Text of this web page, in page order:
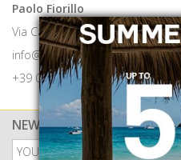
Paolo Fiorillo
Via Calabritto 9 80121 Napoli
info@paolofiorillo.com
+39 081 1857 6024
NEWSLETTER